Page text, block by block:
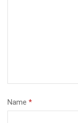
Name *